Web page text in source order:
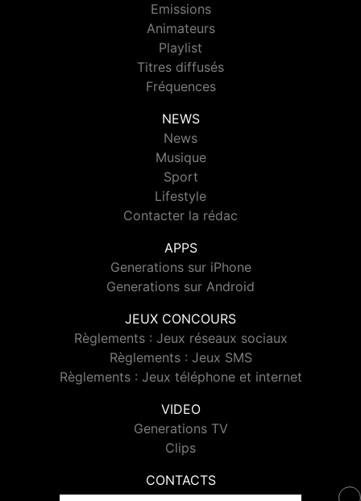
Emissions
Animateurs
Playlist
Titres diffusés
Fréquences
NEWS
News
Musique
Sport
Lifestyle
Contacter la rédac
APPS
Generations sur iPhone
Generations sur Android
JEUX CONCOURS
Règlements : Jeux réseaux sociaux
Règlements : Jeux SMS
Règlements : Jeux téléphone et internet
VIDEO
Generations TV
Clips
CONTACTS